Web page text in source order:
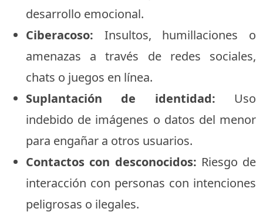
desarrollo emocional.
Ciberacoso: Insultos, humillaciones o
amenazas a través de redes sociales,
chats o juegos en línea.
Suplantación de identidad: Uso
indebido de imágenes o datos del menor
para engañar a otros usuarios.
Contactos con desconocidos: Riesgo de
interacción con personas con intenciones
peligrosas o ilegales.